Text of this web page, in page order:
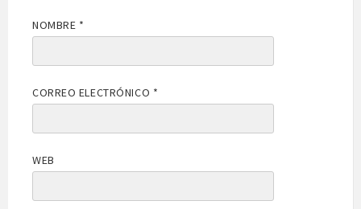
NOMBRE *
CORREO ELECTRÓNICO *
WEB